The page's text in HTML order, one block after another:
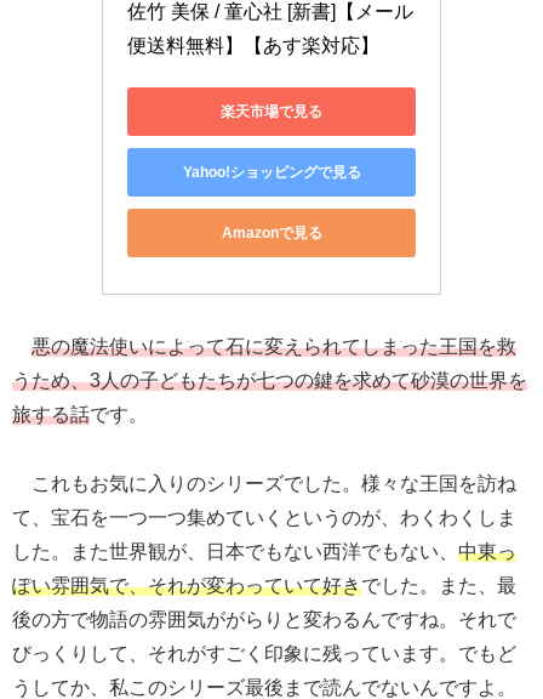
佐竹 美保 / 童心社 [新書]【メール
便送料無料】【あす楽対応】
楽天市場で見る
Yahoo!ショッピングで見る
Amazonで見る
悪の魔法使いによって石に変えられてしまった王国を救
うため、3人の子どもたちが七つの鍵を求めて砂漠の世界を
旅する話です。
これもお気に入りのシリーズでした。様々な王国を訪ね
て、宝石を一つ一つ集めていくというのが、わくわくしま
した。また世界観が、日本でもない西洋でもない、 中東っ
ぽい雰囲気で、それが変わっていて好きでした。また、最
後の方で物語の雰囲気ががらりと変わるんですね。それで
びっくりして、それがすごく印象に残っています。でもど
うしてか、私このシリーズ最後まで読んでないんですよ。